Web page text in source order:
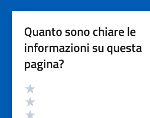
Quanto sono chiare le
informazioni su questa
pagina?
Valutazione